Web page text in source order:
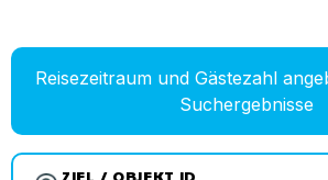
Reisezeitraum und Gästezahl
Suchergebnisse
ZIEL / OBJEKT ID